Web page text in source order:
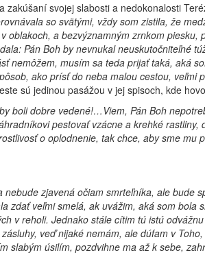
zakúšaní svojej slabosti a nedokonalosti
so svätými, vždy som zistila, že
oblakoch, a bezvý­znamným zrnkom piesku,
Pán Boh by nevnukal neuskutočniteľné
ne­môžem, musím sa teda prijať taká, aká
ako prísť do neba malou cestou, veľmi
sú jedinou pasážou v jej spisoch, kde
boli dobre vedené!…Viem, Pán Boh
pes­tovať vzácne a krehké rastliny,
o oplod­nenie, tak chce, aby sme mu
nebude zjavená očiam smrteľníka, ale bude
zdať veľmi sme­lá, ak uvážim, aká som bola
v reholi. Jed­nako stále cítim tú istú
veď nijaké nemám, ale dúfam v
slabým úsilím, pozdvihne ma až k sebe,